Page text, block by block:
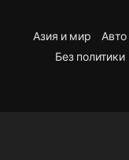
содержимому
Азия и мир
Без политики